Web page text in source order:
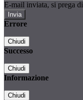
E-mail inviata, si prega
Errore
Chiudi
Successo
Chiudi
Informazione
Chiudi